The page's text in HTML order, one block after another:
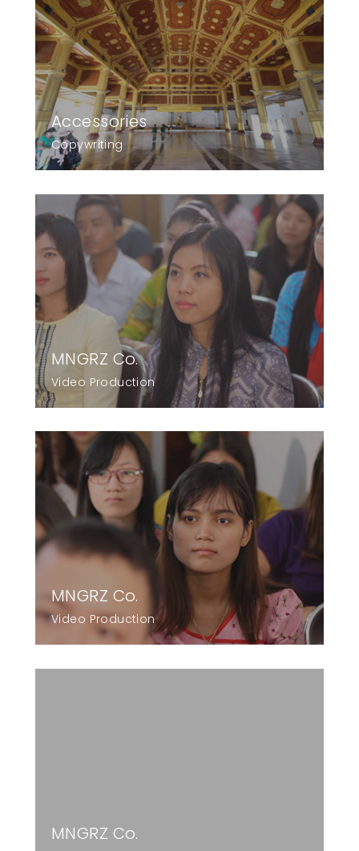
Accessories
Copywriting
MNGRZ Co.
Video Production
MNGRZ Co.
Video Production
MNGRZ Co.